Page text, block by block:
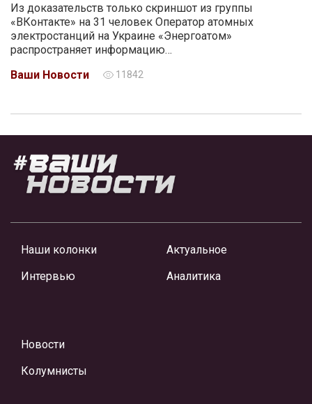
Из доказательств только скриншот из группы
«ВКонтакте» на 31 человек Оператор атомных
электростанций на Украине «Энергоатом»
распространяет информацию…
Ваши Новости
11842
Наши колонки
Интервью
Актуальное
Аналитика
Новости
Колумнисты